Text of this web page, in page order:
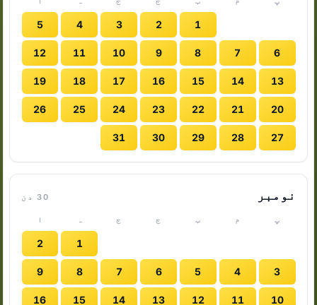
1
2
3
4
5
6
7
8
9
10
11
12
13
14
15
16
17
18
19
20
21
22
23
24
25
26
27
28
29
30
31
نومبر 30 دن
پ م ب ج ج ہ ا
1
2
3
4
5
6
7
8
9
10
11
12
13
14
15
16